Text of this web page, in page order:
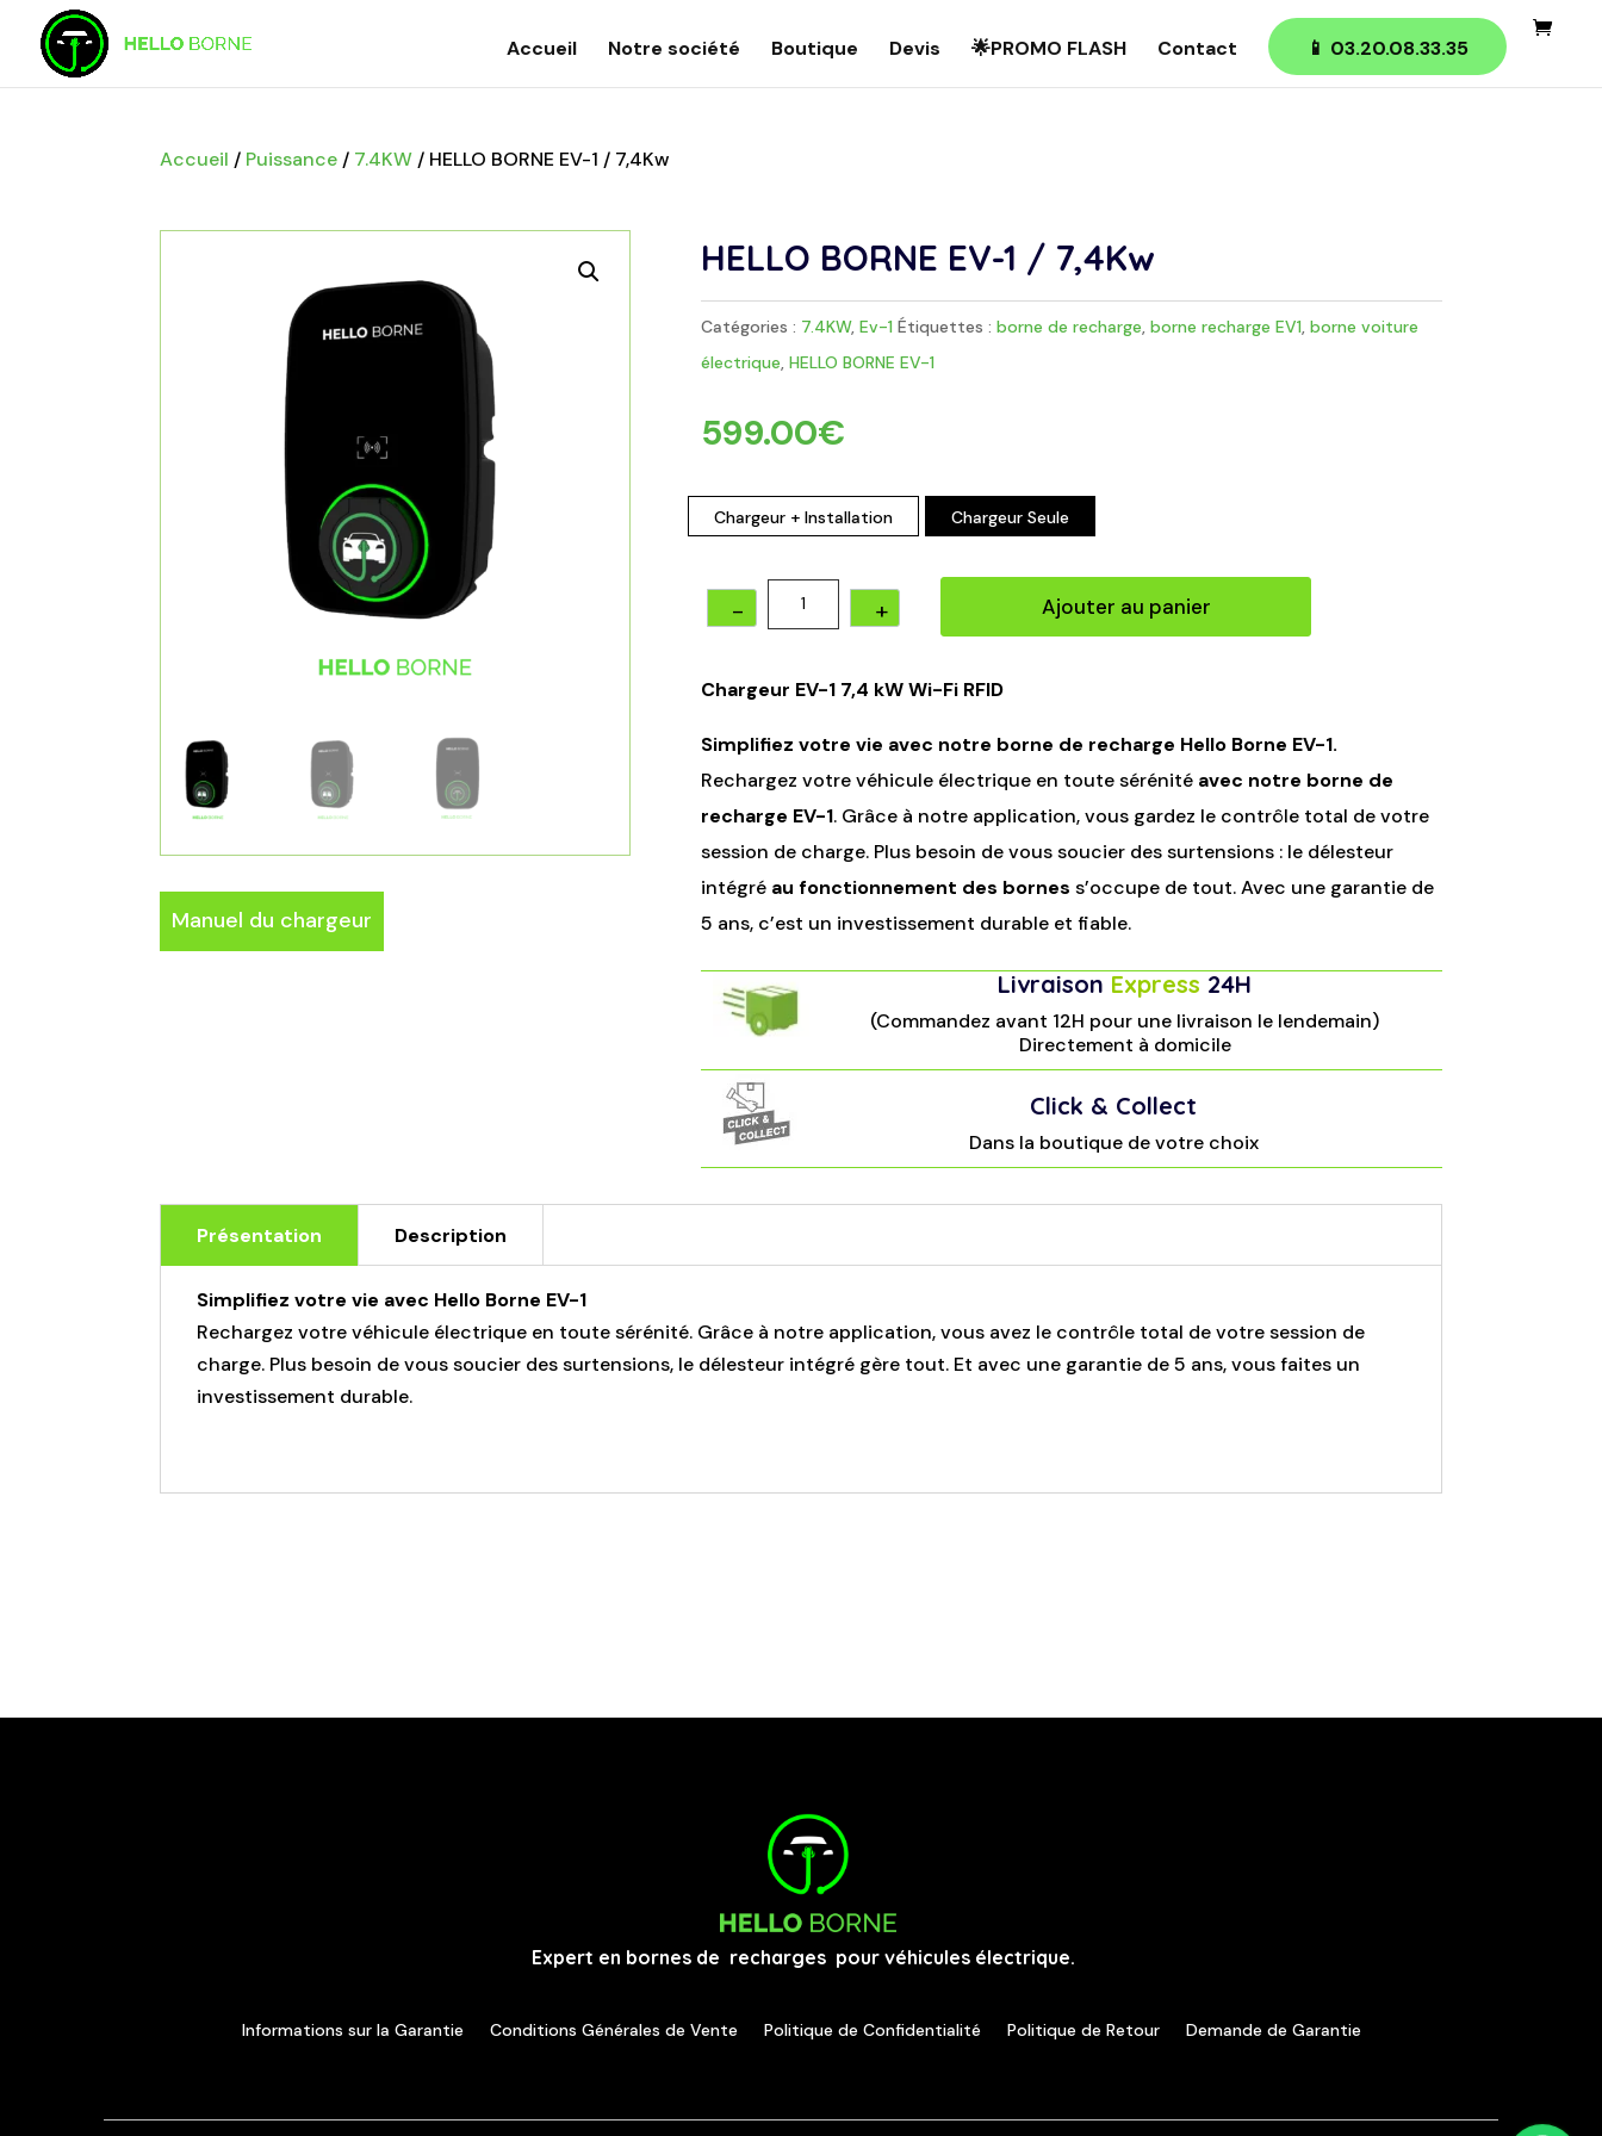
Accueil Notre société Boutique Devis 🌟PROMO FLASH Contact 📱 03.20.08.33.35
Accueil / Puissance / 7.4KW / HELLO BORNE EV-1 / 7,4Kw
Manuel du chargeur
HELLO BORNE EV-1 / 7,4Kw
Catégories : 7.4KW,Ev-1 Étiquettes : borne de recharge,borne recharge EV1,borne voiture
électrique,HELLO BORNE EV-1
599.00€
Chargeur + Installation Chargeur Seule
Quantity Ajouter au panier
Chargeur EV-1 7,4 kW Wi-Fi RFID
Simplifiez votre vie avec notre borne de recharge Hello Borne EV-1.
Rechargez votre véhicule électrique en toute sérénité avec notre borne de
recharge EV-1. Grâce à notre application, vous gardez le contrôle total de votre
session de charge. Plus besoin de vous soucier des surtensions : le délesteur
intégré au fonctionnement des bornes s’occupe de tout. Avec une garantie de
5 ans, c’est un investissement durable et fiable.
Livraison Express 24H
(Commandez avant 12H pour une livraison le lendemain)
Directement à domicile
Click & Collect
Dans la boutique de votre choix
Présentation Description
Simplifiez votre vie avec Hello Borne EV-1
Rechargez votre véhicule électrique en toute sérénité. Grâce à notre application, vous avez le contrôle total de votre session de
charge. Plus besoin de vous soucier des surtensions, le délesteur intégré gère tout. Et avec une garantie de 5 ans, vous faites un
investissement durable.
Expert en bornes de recharges pour véhicules électrique.
Informations sur la Garantie Conditions Générales de Vente Politique de Confidentialité Politique de Retour Demande de Garantie